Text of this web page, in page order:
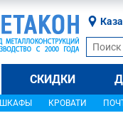
СКИДКИ
ШКАФЫ КРОВАТИ